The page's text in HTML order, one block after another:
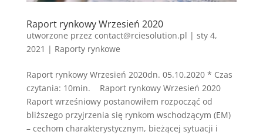
Raport rynkowy Wrzesień 2020
utworzone przez contact@rciesolution.pl | sty 4,
2021 | Raporty rynkowe
Raport rynkowy Wrzesień 2020dn. 05.10.2020 * Czas
czytania: 10min. Raport rynkowy Wrzesień 2020
Raport wrześniowy postanowiłem rozpocząć od
bliższego przyjrzenia się rynkom wschodzącym (EM)
– cechom charakterystycznym, bieżącej sytuacji i